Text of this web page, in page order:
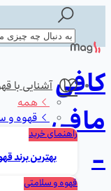
کافی
مافی
-
آشنایی با
همه
قهوه و
راهنمای خرید
بهترین برند قهوه 2026 | معرفی 20 مارک برتر
قهوه و سلامتی